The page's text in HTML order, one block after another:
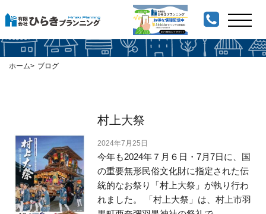
ブログの記事一覧
ホーム ブログ
村上大祭
2024年7月25日
今年も2024年７月６日・7月7日に、国
の重要無形民俗文化財に指定された伝
統的なお祭り「村上大祭」が執り行わ
れました。 「村上大祭」は、村上市羽